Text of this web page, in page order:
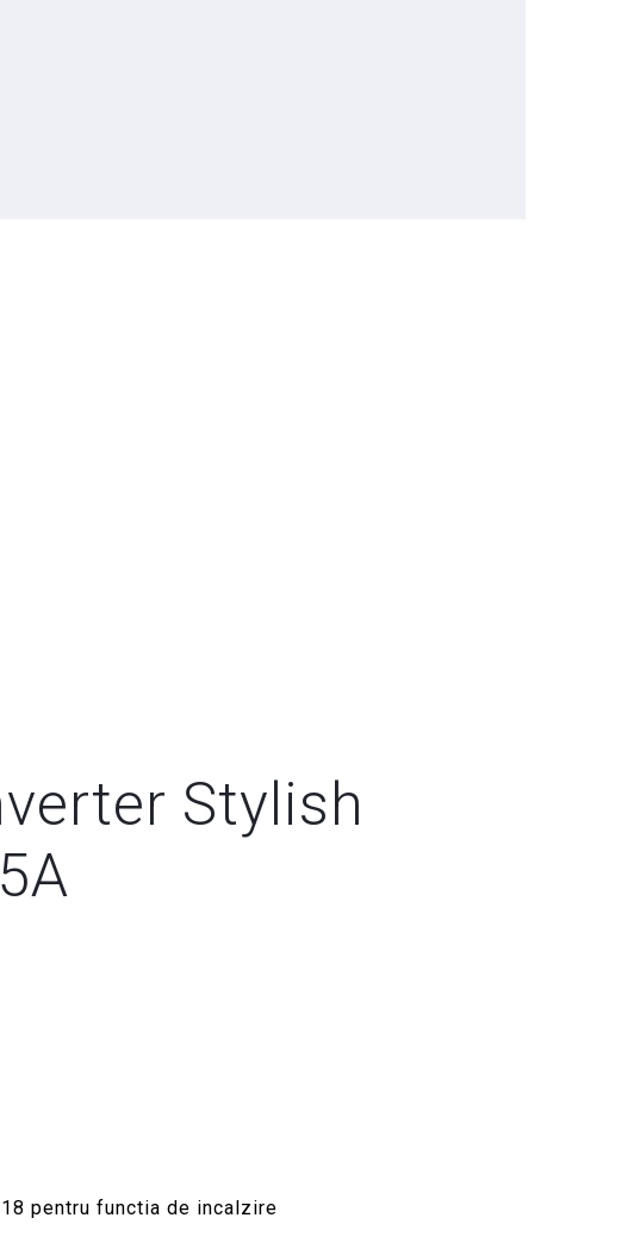
Stylish
pentru functia de incalzire